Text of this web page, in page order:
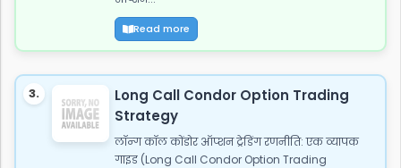
Read more
3.
Long Call Condor Option Trading
Strategy
लॉन्ग कॉल कोंडोर ऑप्शन ट्रेडिंग रणनीति: एक व्यापक
गाइड (Long Call Condor Option Trading